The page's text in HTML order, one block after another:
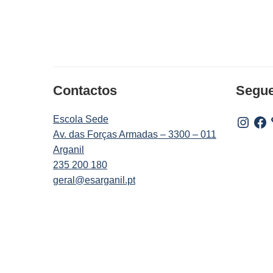
Contactos
Escola Sede
Av. das Forças Armadas – 3300 – 011
Arganil
235 200 180
geral@esarganil.pt